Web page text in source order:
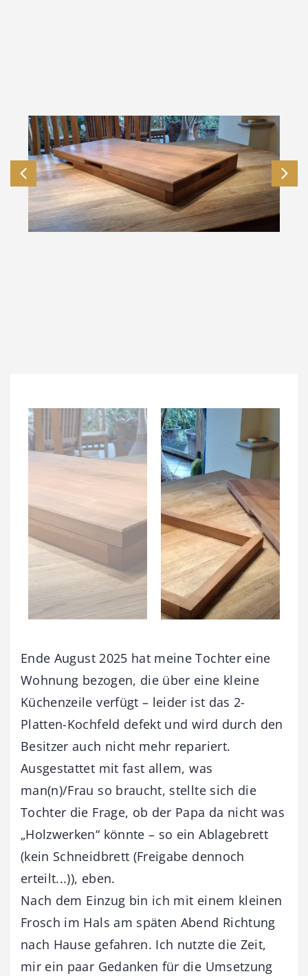
Ende August 2025 hat meine Tochter eine
Wohnung bezogen, die über eine kleine
Küchenzeile verfügt – leider ist das 2-
Platten-Kochfeld defekt und wird durch den
Besitzer auch nicht mehr repariert.
Ausgestattet mit fast allem, was
man(n)/Frau so braucht, stellte sich die
Tochter die Frage, ob der Papa da nicht was
„Holzwerken“ könnte – so ein Ablagebrett
(kein Schneidbrett (Freigabe dennoch
erteilt...)), eben.
Nach dem Einzug bin ich mit einem kleinen
Frosch im Hals am späten Abend Richtung
nach Hause gefahren. Ich nutzte die Zeit,
mir ein paar Gedanken für die Umsetzung